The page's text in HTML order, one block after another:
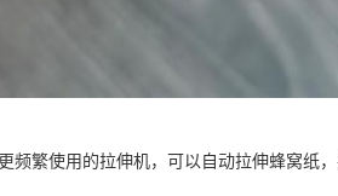
频繁使用的拉伸机，可以自动拉伸蜂窝纸